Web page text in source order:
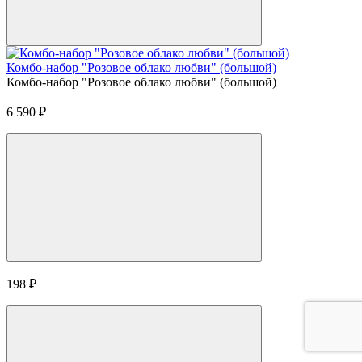
Комбо-набор "Розовое облако любви" (большой)
Комбо-набор "Розовое облако любви" (большой)
6 590 ₽
198 ₽